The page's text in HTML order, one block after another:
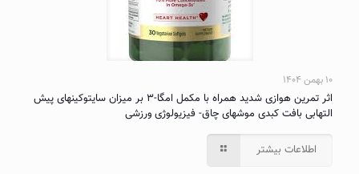
۱۰ بهمن ۱۴۰۴
اثر تمرین هوازی شدید همراه با مکمل امگا-۳ بر میزان سایتوکینهای پیش
التهابی بافت کبدی موشهای چاق- فیزیولوژی ورزشی
اطلاعات بیشتر